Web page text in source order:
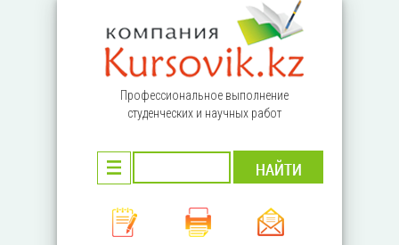
Профессиональное выполнение
студенческих и научных работ